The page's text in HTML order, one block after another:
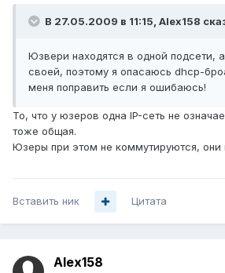
В 27.05.2009 в 11:15, Alex158
Юзвери находятся в одной подсети,
своей, поэтому я опасаюсь dhcp-
меня поправить если я ошибаюсь!
То, что у юзеров одна IP-сеть не
тоже общая.
Юзеры при этом не коммутируются, они
Вставить ник Цитата
Alex158